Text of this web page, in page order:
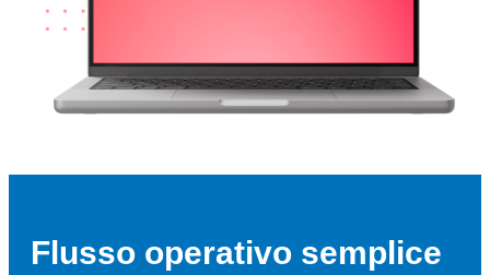
Flusso operativo semplice